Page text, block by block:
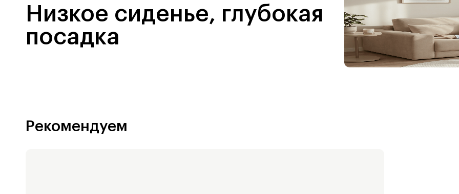
Низкое сиденье, глубокая
посадка
Рекомендуем